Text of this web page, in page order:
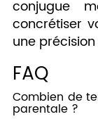
conjugue
concrétiser
une
FAQ
Combien de
parentale ?